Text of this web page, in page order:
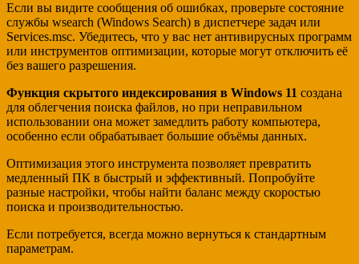
Если вы видите сообщения об ошибках, проверьте состояние
службы wsearch (Windows Search) в диспетчере задач или
Services.msc. Убедитесь, что у вас нет антивирусных программ
или инструментов оптимизации, которые могут отключить её
без вашего разрешения.
Функция скрытого индексирования в Windows 11 создана
для облегчения поиска файлов, но при неправильном
использовании она может замедлить работу компьютера,
особенно если обрабатывает большие объёмы данных.
Оптимизация этого инструмента позволяет превратить
медленный ПК в быстрый и эффективный. Попробуйте
разные настройки, чтобы найти баланс между скоростью
поиска и производительностью.
Если потребуется, всегда можно вернуться к стандартным
параметрам.